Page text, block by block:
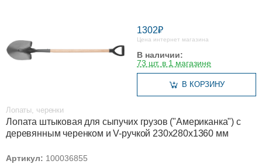
1302₽
Цена интернет магазина
В наличии:
73 шт. в 1 магазине
В КОРЗИНУ
Лопаты, черенки
Лопата штыковая для сыпучих грузов ("Американка") с
деревянным черенком и V-ручкой 230х280х1360 мм
Артикул: 100036855